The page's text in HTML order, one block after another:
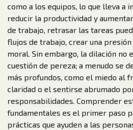
como a los equipos, lo que lleva a
reducir la productividad y
de trabajo, retrasar las tareas
flujos de trabajo, crear una
moral. Sin embargo, la dilación no
cuestión de pereza; a menudo se
más profundos, como el miedo al
claridad o el sentirse abrumado
responsabilidades. Comprender
fundamentales es el primer paso
prácticas que ayuden a las